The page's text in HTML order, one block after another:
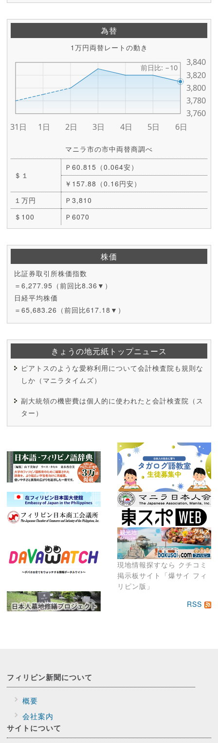
現地情報探すなら クチコミ
掲示板サイト「爆サイ フィ
リピン版」
為替
1万円両替レートの動き
マニラ市の市中両替商調べ
＄１
Ｐ60.815（0.064安）
￥157.88（0.16円安）
１万円
Ｐ3,810
＄100
Ｐ6070
株価
比証券取引所株価指数
＝6,277.95（前回比8.36▼）
日経平均株価
＝65,683.26（前回比617.18▼）
きょうの地元紙トップニュース
ピアトスのような愛称利用について会計検査院も規則な
しか（マニラタイムズ）
副大統領の機密費は個人的に使われたと会計検査院（ス
ター）
RSS
フィリピン新聞について
概要
会社案内
サイトについて